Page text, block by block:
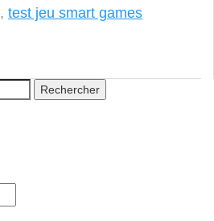
, test jeu smart games